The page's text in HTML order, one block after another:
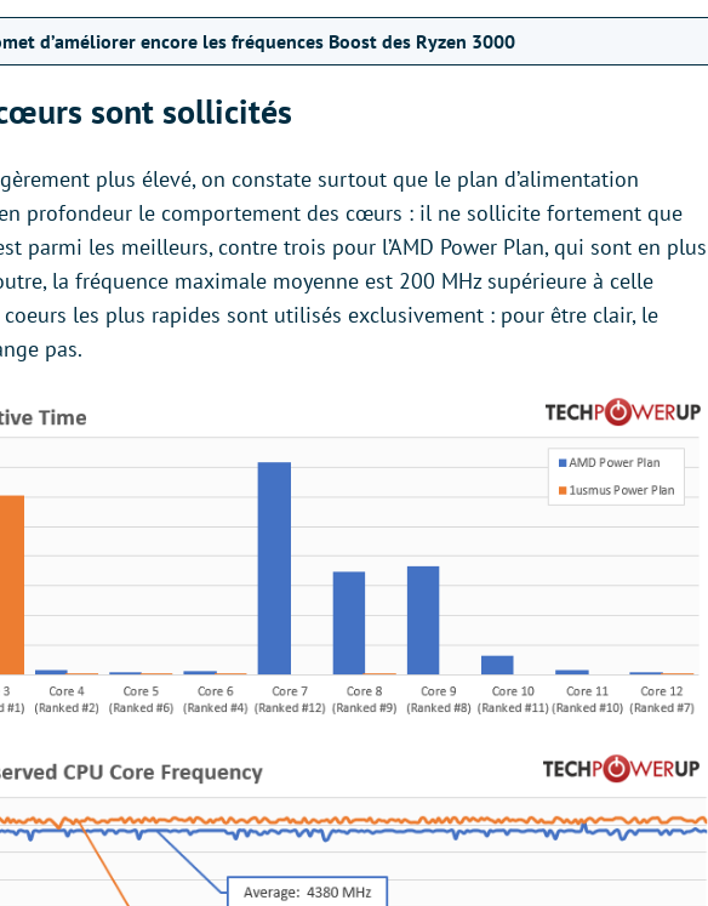
d’améliorer encore les fréquences Boost des Ryzen 3000
sont sollicités
plus élevé, on constate surtout que le plan d’alimentation
profondeur le comportement des cœurs : il ne sollicite fortement que
parmi les meilleurs, contre trois pour l’AMD Power Plan, qui sont en plus
la fréquence maximale moyenne est 200 MHz supérieure à celle
coeurs les plus rapides sont utilisés exclusivement : pour être clair, le
pas.